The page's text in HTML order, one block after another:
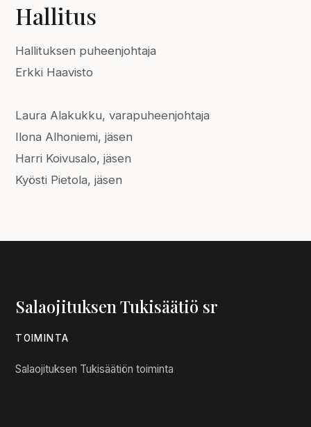
Hallitus
Hallituksen puheenjohtaja
Erkki Haavisto
Laura Alakukku, varapuheenjohtaja
Ilona Alhoniemi, jäsen
Harri Koivusalo, jäsen
Kyösti Pietola, jäsen
Salaojituksen Tukisäätiö sr
TOIMINTA
Salaojituksen Tukisäätiön toiminta